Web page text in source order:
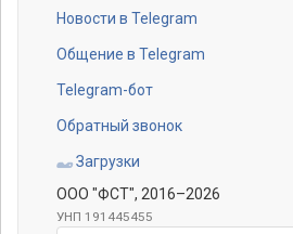
Новости в Telegram
Общение в Telegram
Telegram-бот
Обратный звонок
Загрузки
ООО "ФСТ", 2016–2026
УНП 191445455